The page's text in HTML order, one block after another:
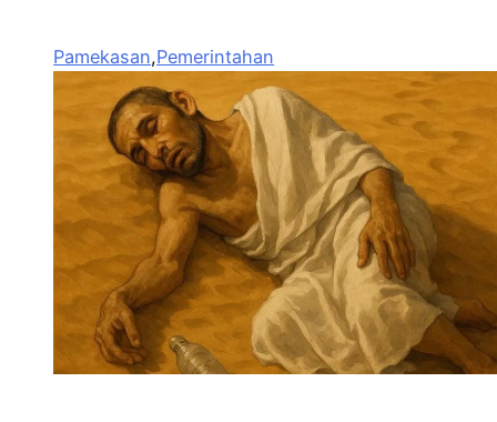
Pamekasan,Pemerintahan